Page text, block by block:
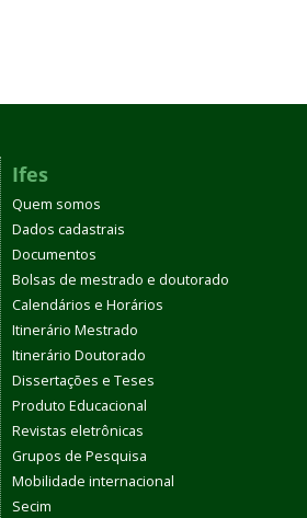
Ifes
Quem somos
Dados cadastrais
Documentos
Bolsas de mestrado e doutorado
Calendários e Horários
Itinerário Mestrado
Itinerário Doutorado
Dissertações e Teses
Produto Educacional
Revistas eletrônicas
Grupos de Pesquisa
Mobilidade internacional
Secim